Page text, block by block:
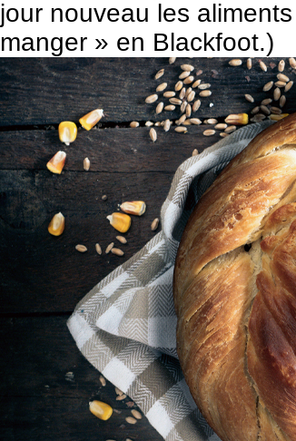
jour nouveau les
manger » en Blackfoot.)